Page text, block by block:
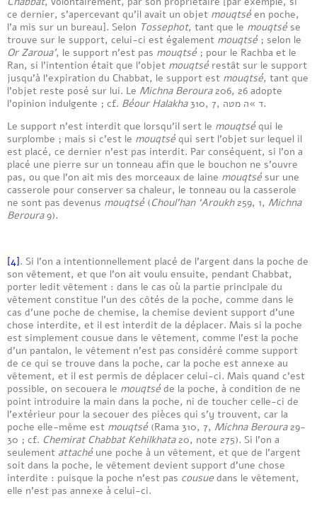
ce dernier, s’apercevant qu’il avait un objet mouqtsé en poche,
l’a mis sur un bureau]. Selon Tossephot, tant que le mouqtsé se
trouve sur le support, celui-ci est également mouqtsé ; selon le
Or Zaroua’, le support n’est pas mouqtsé ; pour le Rachba et le
Ran, si l’intention était que l’objet mouqtsé restât sur le support
jusqu’à l’expiration du Chabbat, le support est mouqtsé, tant que
l’objet reste posé sur lui. Le Michna Beroura206, 26 adopte
l’opinion indulgente ; cf. Béour Halakha
310, 7, ד »ה מטה.
Le support n’est interdit que lorsqu’il sert le mouqtsé qui le
surplombe ; mais si c’est le mouqtsé qui sert l’objet sur lequel il
est placé, ce dernier n’est pas interdit. Par conséquent, si l’on a
placé une pierre sur un tonneau afin que le bouchon ne s’ouvre
pas, ou que l’on ait mis des morceaux de laine mouqtsé sur une
casserole pour conserver sa chaleur, le tonneau ou la casserole
ne sont pas devenus mouqtsé (Choul’han ‘Aroukh259, 1, Michna
Beroura9).
[4]. Si l’on a intentionnellement placé de l’argent dans la poche de
son vêtement, et que l’on ait voulu ensuite, pendant Chabbat,
porter ledit vêtement : dans le cas où la partie principale du
vêtement constitue l’un des côtés de la poche, comme dans le
cas d’une poche de chemise, la chemise devient support d’une
chose interdite, et il est interdit de la déplacer. Mais si la poche
est simplement cousue dans le vêtement, comme l’est la poche
d’un pantalon, le vêtement n’est pas considéré comme support
de ce qui se trouve dans la poche, car la poche est annexe au
vêtement, et il est permis de déplacer celui-ci. Mais quand c’est
possible, on secouera le mouqtsé de la poche, à condition de ne
point introduire la main dans la poche, ni de toucher celle-ci de
l’extérieur pour la secouer des pièces qui s’y trouvent, car la
poche elle-même est mouqtsé (Rama 310, 7, Michna Beroura29-
30 ; cf. Chemirat Chabbat Kehilkhata20, note 275). Si l’on a
seulement attaché une poche à un vêtement, et que de l’argent
soit dans la poche, le vêtement devient support d’une chose
interdite : puisque la poche n’est pas cousue dans le vêtement,
elle n’est pas annexe à celui-ci.